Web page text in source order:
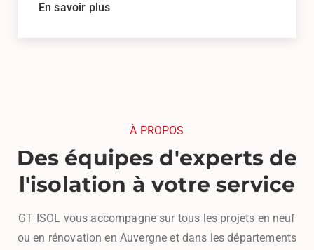
En savoir plus
À PROPOS
Des équipes d'experts de
l'isolation à votre service
GT ISOL vous accompagne sur tous les projets en neuf
ou en rénovation en Auvergne et dans les départements